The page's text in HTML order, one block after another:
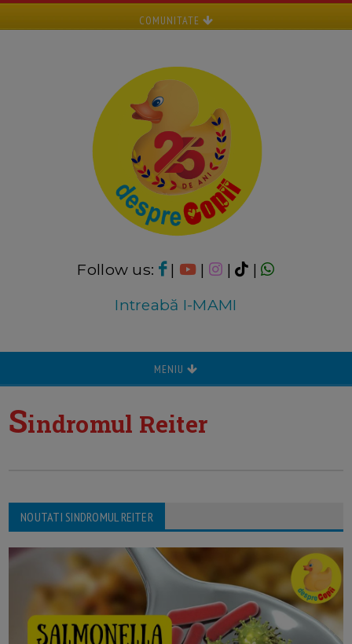
COMUNITATE
Follow us: | | |
|
Intreabă I-MAMI
MENIU
Sindromul Reiter
NOUTATI SINDROMUL REITER